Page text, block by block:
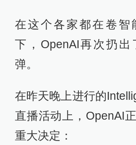
在这个各家都在卷智
下，OpenAI再次扔
弹。
在昨天晚上进行的
直播活动上，OpenAI
重大决定：